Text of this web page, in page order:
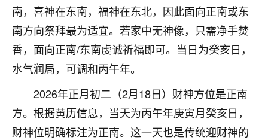
南，喜神在东南，福神在东北，因此面向正南或东
南方向祭拜最为适宜。若家中无神像，只需净手焚
香，面向正南/东南虔诚祈福即可。当日为癸亥日，
水气润局，可调和丙午年。
2026年正月初二（2月18日）财神方位是正南
方。根据黄历信息，当天为丙午年庚寅月癸亥日，
财神位明确标注为正南。这一天也是传统迎财神的
12小时前 来自北京 32
心心相印
我身体不太好，总是病病殃殃的，去检查又没什么大
问题，反正就是不舒服。中医西医看遍了，找不到问
题，后来无意中看到有人推荐慧来老师，跟老师聊过
之后，心情豁然开朗，也听老师建议，处理了一些因
果问题。今年以来，身体比以前好多，主要是心情好
了，老师说境随心转，现在深有体会了。